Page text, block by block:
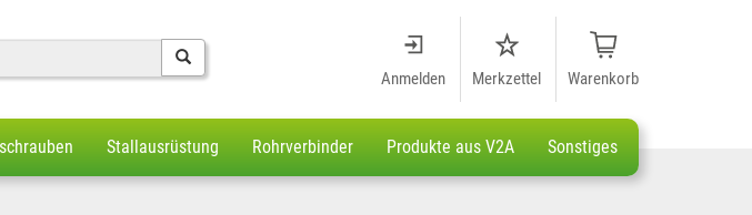
Anmelden Merkzettel Warenkorb
Stallausrüstung Rohrverbinder Produkte aus V2A Sonstiges